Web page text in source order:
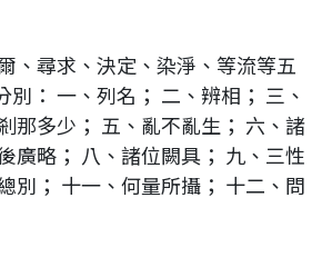
、尋求、決定、染淨、等流等五
別： 一、列名； 二、辨相； 三、
那多少； 五、亂不亂生； 六、諸
廣略； 八、諸位闕具； 九、三性
別； 十一、何量所攝； 十二、問